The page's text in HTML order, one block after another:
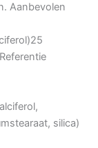
Aanbevolen
silica)